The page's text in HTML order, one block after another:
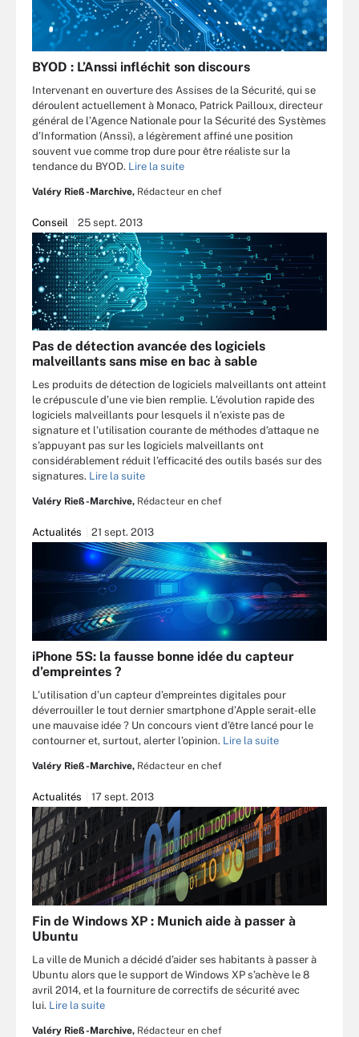
BYOD : L’Anssi infléchit son discours
Intervenant en ouverture des Assises de la Sécurité, qui se
déroulent actuellement à Monaco, Patrick Pailloux, directeur
général de l’Agence Nationale pour la Sécurité des Systèmes
d’Information (Anssi), a légèrement affiné une position
souvent vue comme trop dure pour être réaliste sur la
tendance du BYOD. Lire la suite
Valéry Rieß-Marchive, Rédacteur en chef
Conseil 25 sept. 2013
Pas de détection avancée des logiciels
malveillants sans mise en bac à sable
Les produits de détection de logiciels malveillants ont atteint
le crépuscule d’une vie bien remplie. L’évolution rapide des
logiciels malveillants pour lesquels il n’existe pas de
signature et l’utilisation courante de méthodes d’attaque ne
s’appuyant pas sur les logiciels malveillants ont
considérablement réduit l’efficacité des outils basés sur des
signatures. Lire la suite
Valéry Rieß-Marchive, Rédacteur en chef
Actualités 21 sept. 2013
iPhone 5S: la fausse bonne idée du capteur
d’empreintes ?
L’utilisation d’un capteur d’empreintes digitales pour
déverrouiller le tout dernier smartphone d’Apple serait-elle
une mauvaise idée ? Un concours vient d’être lancé pour le
contourner et, surtout, alerter l’opinion. Lire la suite
Valéry Rieß-Marchive, Rédacteur en chef
Actualités 17 sept. 2013
Fin de Windows XP : Munich aide à passer à
Ubuntu
La ville de Munich a décidé d’aider ses habitants à passer à
Ubuntu alors que le support de Windows XP s’achève le 8
avril 2014, et la fourniture de correctifs de sécurité avec
lui. Lire la suite
Valéry Rieß-Marchive, Rédacteur en chef